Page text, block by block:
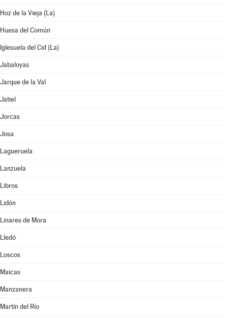
Hoz de la Vieja (La)
Huesa del Común
Iglesuela del Cid (La)
Jabaloyas
Jarque de la Val
Jatiel
Jorcas
Josa
Lagueruela
Lanzuela
Libros
Lidón
Linares de Mora
Lledó
Loscos
Maicas
Manzanera
Martín del Río